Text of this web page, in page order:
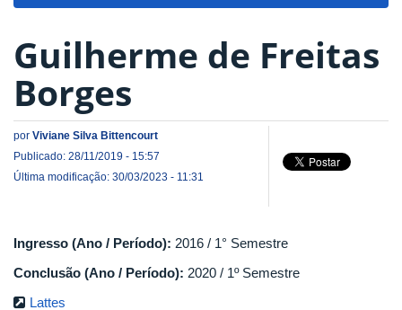
Guilherme de Freitas
Borges
por Viviane Silva Bittencourt
Publicado: 28/11/2019 - 15:57
Última modificação: 30/03/2023 - 11:31
Ingresso (Ano / Período): 2016 / 1° Semestre
Conclusão (Ano / Período): 2020 / 1º Semestre
Lattes